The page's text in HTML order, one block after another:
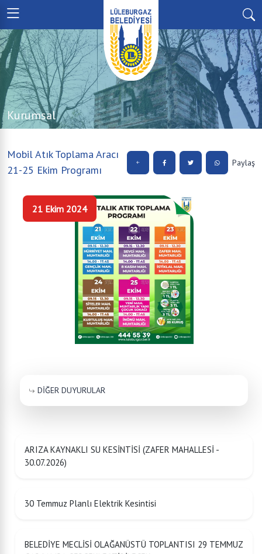
Kurumsal
Mobil Atık Toplama Aracı
21-25 Ekim Programı
Paylaş
21 Ekim 2024
DİĞER DUYURULAR
ARIZA KAYNAKLI SU KESİNTİSİ (ZAFER MAHALLESİ -
30.07.2026)
30 Temmuz Planlı Elektrik Kesintisi
BELEDİYE MECLİSİ OLAĞANÜSTÜ TOPLANTISI 29 TEMMUZ